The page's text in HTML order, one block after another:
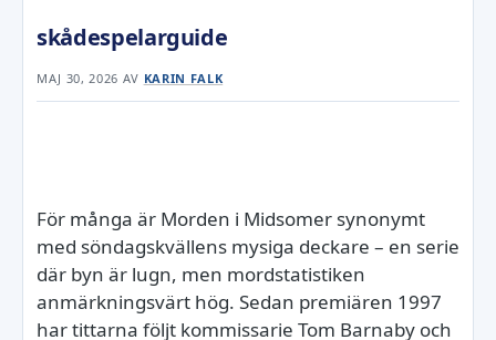
skådespelarguide
MAJ 30, 2026 AV KARIN FALK
För många är Morden i Midsomer synonymt
med söndagskvällens mysiga deckare – en serie
där byn är lugn, men mordstatistiken
anmärkningsvärt hög. Sedan premiären 1997
har tittarna följt kommissarie Tom Barnaby och